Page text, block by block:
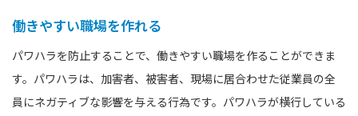
働きやすい職場を作れる
パワハラを防止することで、働きやすい職場を作ることができま
す。パワハラは、加害者、被害者、現場に居合わせた従業員の全
員にネガティブな影響を与える行為です。パワハラが横行している